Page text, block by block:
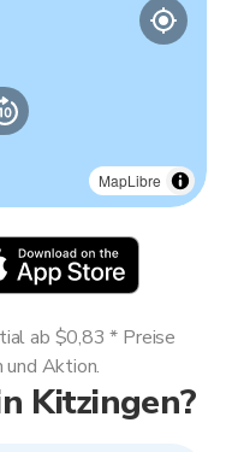
MapLibre
Kitzingen?
ab $0,83 * Preise
und Aktion.